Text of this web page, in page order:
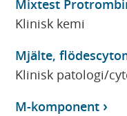
Mixtest
Klinisk kemi
Mjälte,
Klinisk patologi/
M-komponent